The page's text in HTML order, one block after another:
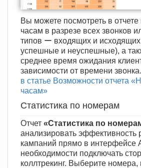
Вы можете посмотреть в отчете
часам в разрезе всех звонков
типов ー входящих и
успешные и неуспешные), а
среднее время ожидания
зависимости от времени
в статье Возможности отчета
часам»
Статистика по номерам
Отчет «Статистика по
анализировать эффективность
кампаний прямо в интерфейсе
необходимости подключать
коллтрекинг. Выберите